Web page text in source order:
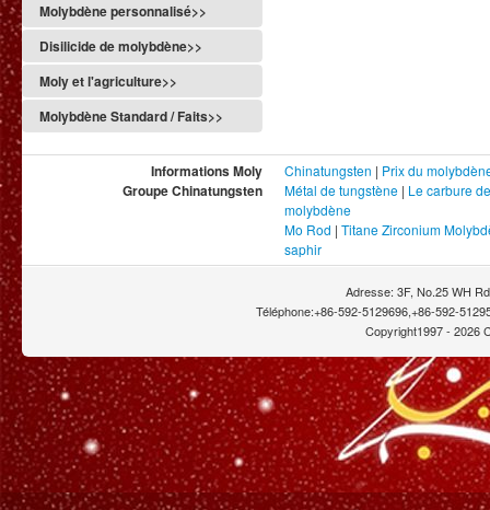
Molybdène personnalisé>>
Disilicide de molybdène>>
Moly et l'agriculture>>
Molybdène Standard / Faits>>
Informations Moly Chinatungsten | Prix du
Groupe Chinatungsten Métal de tungstène | Le carbure
molybdène
Mo Rod | Titane Zirconium
saphir
Adresse: 3F, No.25 WH
Téléphone:+86-592-5129696,+86-592-
Copyright1997 - 2026